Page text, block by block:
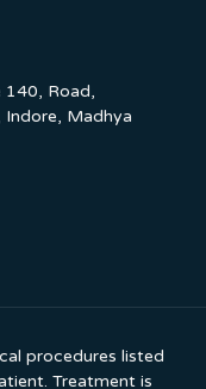
140, Road,
Indore, Madhya
procedures listed
Treatment is